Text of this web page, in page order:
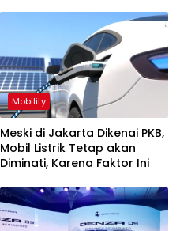
Mobility
Meski di Jakarta Dikenai PKB,
Mobil Listrik Tetap akan
Diminati, Karena Faktor Ini